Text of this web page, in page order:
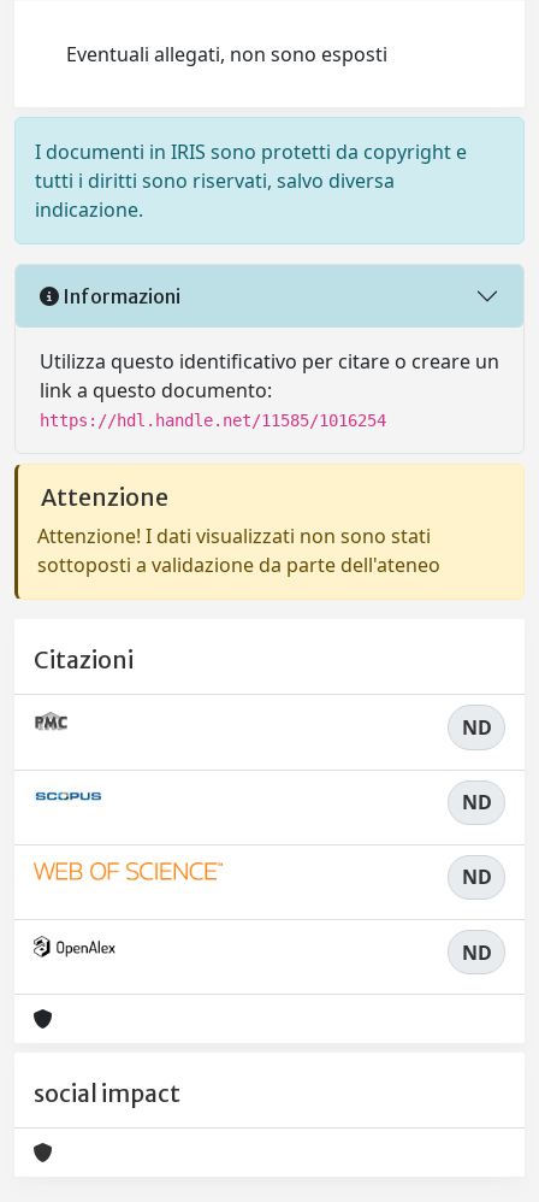
Eventuali allegati, non sono esposti
I documenti in IRIS sono protetti da copyright e
tutti i diritti sono riservati, salvo diversa
indicazione.
Informazioni
Utilizza questo identificativo per citare o creare un
link a questo documento:
https://hdl.handle.net/11585/1016254
Attenzione
Attenzione! I dati visualizzati non sono stati
sottoposti a validazione da parte dell'ateneo
Citazioni
ND
ND
ND
ND
social impact